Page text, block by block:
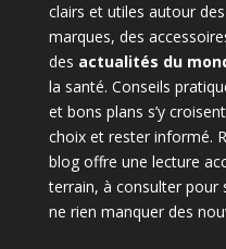
clairs et utiles autour des
marques, des
des actualités du
la santé. Conseils
et bons plans s’y
choix et rester informé.
blog offre une lecture
terrain, à consulter pour
ne rien manquer des